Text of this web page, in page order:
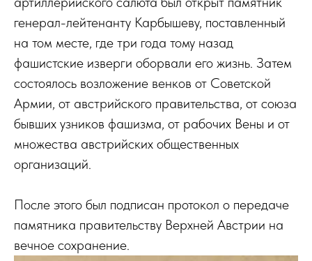
генерал-лейтенанту Карбышеву, поставленный
на том месте, где три года тому назад
фашистские изверги оборвали его жизнь. Затем
состоялось возложение венков от Советской
Армии, от австрийского правительства, от союза
бывших узников фашизма, от рабочих Вены и от
множества австрийских общественных
организаций.
После этого был подписан протокол о передаче
памятника правительству Верхней Австрии на
вечное сохранение.